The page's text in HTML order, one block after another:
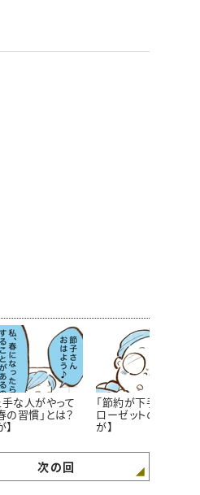
な人がやって
の習慣」とは？
】
「節約が下手な人」のク
ローゼットの特徴【まん
が】
次の回